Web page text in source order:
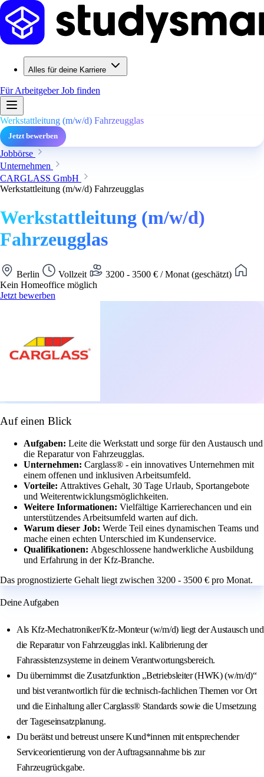
Alles für deine Karriere
Für ArbeitgeberJob finden
Werkstattleitung (m/w/d) Fahrzeugglas
Jetzt bewerben
Jobbörse
Unternehmen
CARGLASS GmbH
Werkstattleitung (m/w/d) Fahrzeugglas
Werkstattleitung (m/w/d)
Fahrzeugglas
Berlin Vollzeit
3200 - 3500 € / Monat (geschätzt)
Kein Homeoffice möglich
Jetzt bewerben
Auf einen Blick
Aufgaben: Leite die Werkstatt und sorge für den Austausch und
die Reparatur von Fahrzeugglas.
Unternehmen: Carglass® - ein innovatives Unternehmen mit
einem offenen und inklusiven Arbeitsumfeld.
Vorteile: Attraktives Gehalt, 30 Tage Urlaub, Sportangebote
und Weiterentwicklungsmöglichkeiten.
Weitere Informationen: Vielfältige Karrierechancen und ein
unterstützendes Arbeitsumfeld warten auf dich.
Warum dieser Job: Werde Teil eines dynamischen Teams und
mache einen echten Unterschied im Kundenservice.
Qualifikationen: Abgeschlossene handwerkliche Ausbildung
und Erfahrung in der Kfz-Branche.
Das prognostizierte Gehalt liegt zwischen 3200 - 3500 € pro Monat.
Deine Aufgaben
Als Kfz-Mechatroniker/Kfz-Monteur (w/m/d) liegt der Austausch und
die Reparatur von Fahrzeugglas inkl. Kalibrierung der
Fahrassistenzsysteme in deinem Verantwortungsbereich.
Du übernimmst die Zusatzfunktion „Betriebsleiter (HWK) (w/m/d)“
und bist verantwortlich für die technisch-fachlichen Themen vor Ort
und die Einhaltung aller Carglass® Standards sowie die Umsetzung
der Tageseinsatzplanung.
Du berätst und betreust unsere Kund*innen mit entsprechender
Serviceorientierung von der Auftragsannahme bis zur
Fahrzeugrückgabe.